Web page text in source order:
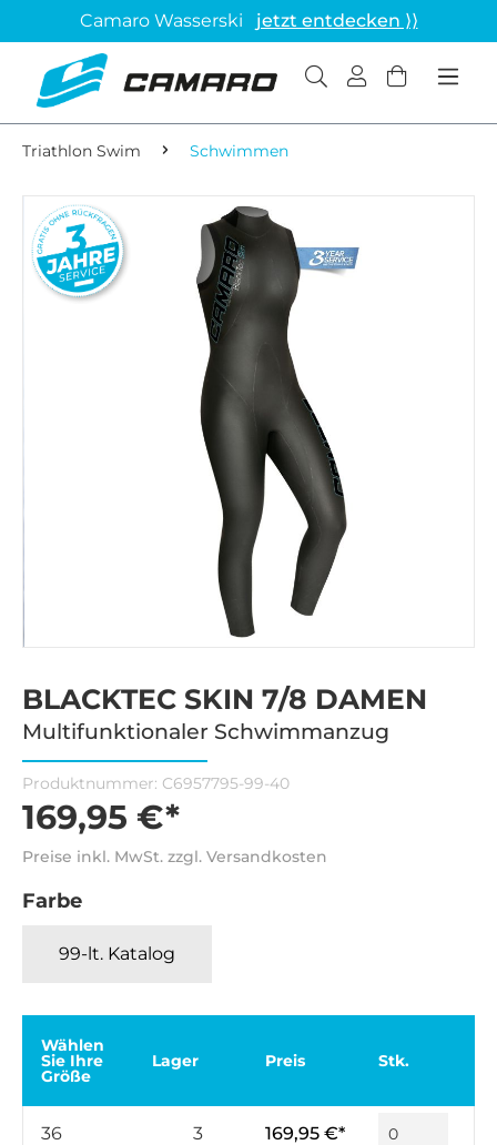
Camaro Wasserski jetzt entdecken ⟩⟩
Triathlon Swim Schwimmen
BLACKTEC SKIN 7/8 DAMEN
Multifunktionaler Schwimmanzug
Produktnummer: C6957795-99-40
169,95 €*
Preise inkl. MwSt. zzgl. Versandkosten
Farbe
99-lt. Katalog
Wählen
Sie Ihre
Größe
Lager Preis Stk.
36 3 169,95 €*